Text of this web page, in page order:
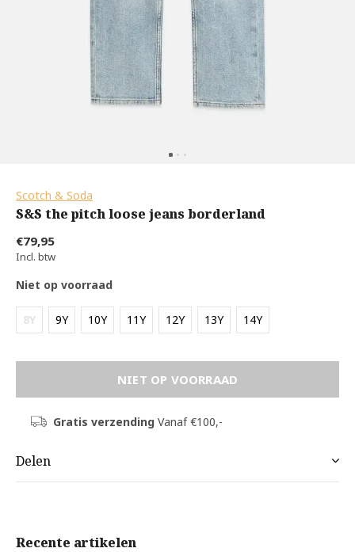
Scotch & Soda
S&S the pitch loose jeans borderland
€79,95
Incl. btw
Niet op voorraad
8Y 9Y 10Y 11Y 12Y 13Y 14Y
NIET OP VOORRAAD
Gratis verzendingVanaf €100,-
Delen
Recente artikelen